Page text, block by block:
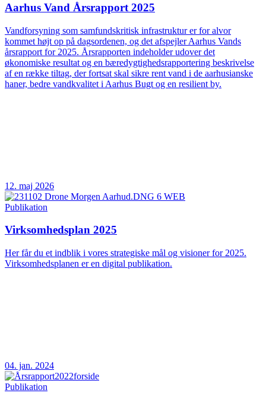
Aarhus Vand Årsrapport 2025
Vandforsyning som samfundskritisk infrastruktur er for alvor
kommet højt op på dagsordenen, og det afspejler Aarhus Vands
årsrapport for 2025. Årsrapporten indeholder udover det
økonomiske resultat og en bæredygtighedsrapportering beskrivelse
af en række tiltag, der fortsat skal sikre rent vand i de aarhusianske
haner, bedre vandkvalitet i Aarhus Bugt og en resilient by.
12. maj 2026
Publikation
Virksomhedsplan 2025
Her får du et indblik i vores strategiske mål og visioner for 2025.
Virksomhedsplanen er en digital publikation.
04. jan. 2024
Publikation